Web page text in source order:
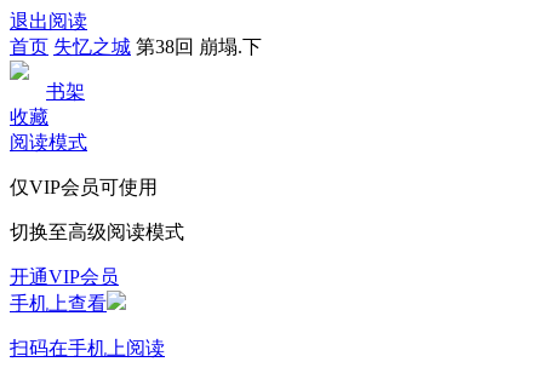
退出阅读
首页 失忆之城 第38回 崩塌.下
书架
收藏
阅读模式
仅VIP会员可使用
切换至高级阅读模式
开通VIP会员
手机上查看
扫码在手机上阅读